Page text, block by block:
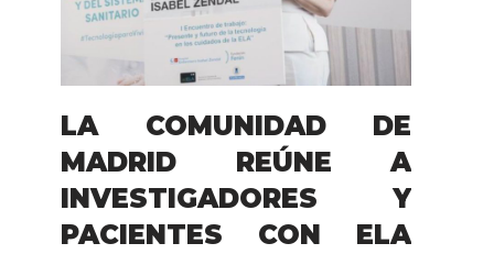
LA COMUNIDAD DE
MADRID REÚNE A
INVESTIGADORES Y
PACIENTES CON ELA